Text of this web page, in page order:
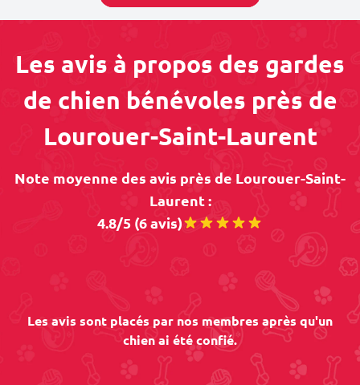
Les avis à propos des gardes
de chien bénévoles près de
Lourouer-Saint-Laurent
Note moyenne des avis près de Lourouer-Saint-
Laurent :
4.8/5 (6 avis)
Les avis sont placés par nos membres après qu'un
chien ai été confié.